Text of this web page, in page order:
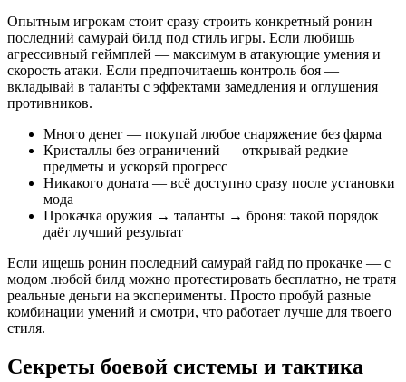
Опытным игрокам стоит сразу строить конкретный ронин
последний самурай билд под стиль игры. Если любишь
агрессивный геймплей — максимум в атакующие умения и
скорость атаки. Если предпочитаешь контроль боя —
вкладывай в таланты с эффектами замедления и оглушения
противников.
Много денег — покупай любое снаряжение без фарма
Кристаллы без ограничений — открывай редкие
предметы и ускоряй прогресс
Никакого доната — всё доступно сразу после установки
мода
Прокачка оружия → таланты → броня: такой порядок
даёт лучший результат
Если ищешь ронин последний самурай гайд по прокачке — с
модом любой билд можно протестировать бесплатно, не тратя
реальные деньги на эксперименты. Просто пробуй разные
комбинации умений и смотри, что работает лучше для твоего
стиля.
Секреты боевой системы и тактика